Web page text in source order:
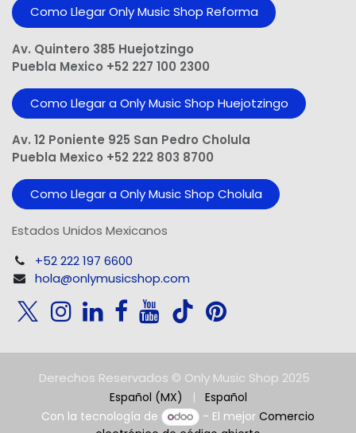
Como Llegar Only Music Shop​ Reforma
Av. Quintero 385 Huejotzingo
Puebla Mexico +52 227 100 2300
Como Llegar a Only Music Shop Huejotzingo
Av. 12 Poniente 925 San Pedro Cholula
Puebla Mexico +52 222 803 8700
Como Llegar a Only Music Shop Cholula
Estados Unidos Mexicanos
+52 222 197 6600
hola@onlymusicshop.com
Derechos Reservados © Only Music Shop 2025
Español (MX) |
Español
Con la tecnología de
- El mejorComercio